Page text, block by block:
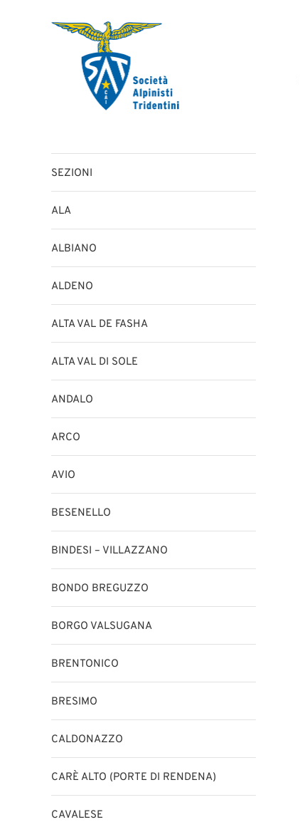
SEZIONI
ALA
ALBIANO
ALDENO
ALTA VAL DE FASHA
ALTA VAL DI SOLE
ANDALO
ARCO
AVIO
BESENELLO
BINDESI – VILLAZZANO
BONDO BREGUZZO
BORGO VALSUGANA
BRENTONICO
BRESIMO
CALDONAZZO
CARÈ ALTO (PORTE DI RENDENA)
CAVALESE